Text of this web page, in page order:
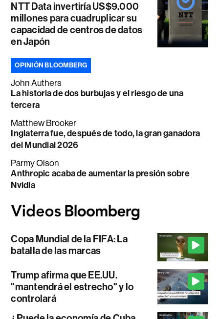
NTT Data invertiría US$9.000
millones para cuadruplicar su
capacidad de centros de datos
en Japón
OPINIÓN BLOOMBERG
John Authers
La historia de dos burbujas y el riesgo de una
tercera
Matthew Brooker
Inglaterra fue, después de todo, la gran ganadora
del Mundial 2026
Parmy Olson
Anthropic acaba de aumentar la presión sobre
Nvidia
Copa Mundial de la FIFA: La
batalla de las marcas
Trump afirma que EE.UU.
"mantendrá el estrecho" y lo
controlará